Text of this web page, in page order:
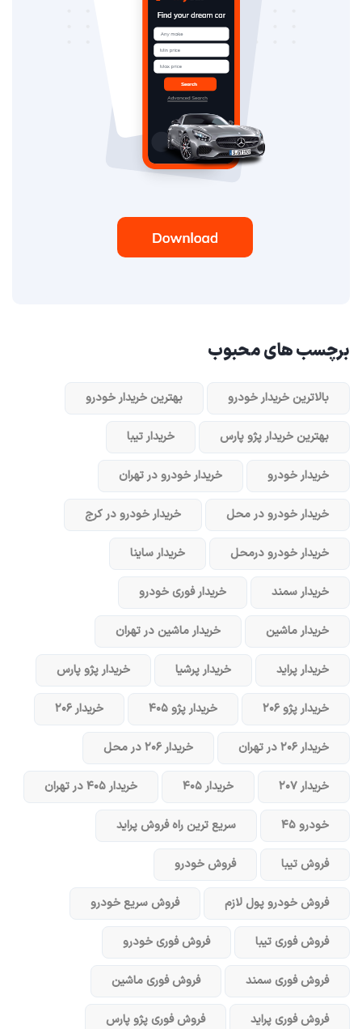
برچسب های محبوب
بالاترین خریدار خودرو بهترین خریدار خودرو
بهترین خریدار پژو پارس خریدار تیبا
خریدار خودرو خریدار خودرو در تهران
خریدار خودرو در محل خریدار خودرو در کرج
خریدار خودرو در‌محل خریدار ساینا
خریدار سمند خریدار فوری خودرو
خریدار ماشین خریدار ماشین در تهران
خریدار پراید خریدار پرشیا خریدار پژو پارس
خریدار پژو ۲۰۶ خریدار پژو ۴۰۵ خریدار ۲۰۶
خریدار ۲۰۶ در تهران خریدار ۲۰۶ در محل
خریدار ۲۰۷ خریدار ۴۰۵ خریدار ۴۰۵ در تهران
خودرو ۴۵ سریع ترین راه فروش پراید
فروش تیبا فروش خودرو
فروش خودرو پول لازم فروش سریع خودرو
فروش فوری تیبا فروش فوری خودرو
فروش فوری سمند فروش فوری ماشین
فروش فوری پراید فروش فوری پژو پارس